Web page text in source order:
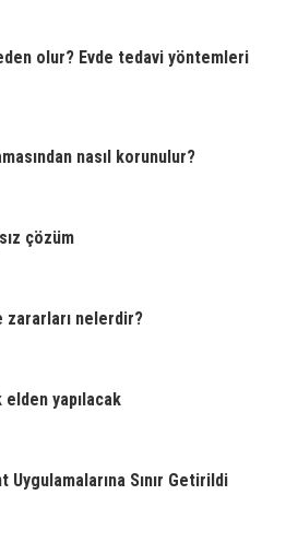
olur? Evde tedavi yöntemleri
nasıl korunulur?
çözüm
zararları nelerdir?
yapılacak
Sınır Getirildi